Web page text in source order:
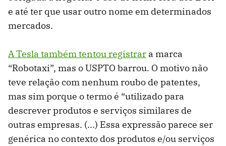
e até ter que usar outro nome em determinados
mercados.
A Tesla também tentou registrar a marca
“Robotaxi”, mas o USPTO barrou. O motivo não
teve relação com nenhum roubo de patentes,
mas sim porque o termo é “utilizado para
descrever produtos e serviços similares de
outras empresas. (...) Essa expressão parece ser
genérica no contexto dos produtos e/ou serviços